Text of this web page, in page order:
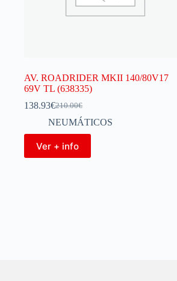
AV. ROADRIDER MKII 140/80V17
69V TL (638335)
210.00€
138.93€
NEUMÁTICOS
Ver + info